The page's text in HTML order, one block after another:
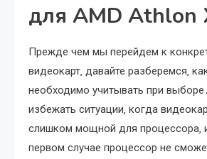
для AMD Athlon
Прежде чем мы перейдем к
видеокарт‚ давайте разберемся‚
необходимо учитывать при
избежать ситуации‚ когда
слишком мощной для процессора‚
первом случае процессор не